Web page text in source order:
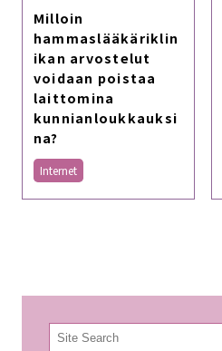
Milloin
hammaslääkäriklin
ikan arvostelut
voidaan poistaa
laittomina
kunnianloukkauksi
na?
Internet
検
索